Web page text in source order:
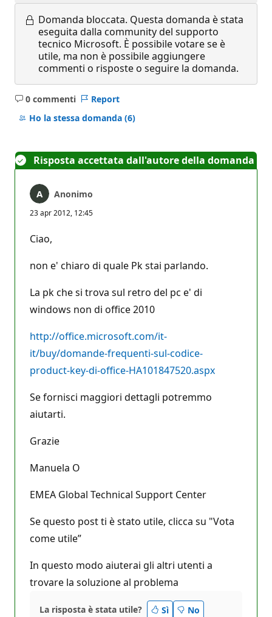
Domanda bloccata. Questa domanda è stata
eseguita dalla community del supporto
tecnico Microsoft. È possibile votare se è
utile, ma non è possibile aggiungere
commenti o risposte o seguire la domanda.
0 commenti
Nessun
commento
Report
Ho la stessa domanda (6)
Risposta accettata dall'autore della domanda
Anonimo
23 apr 2012, 12:45
Ciao,
non e' chiaro di quale Pk stai parlando.
La pk che si trova sul retro del pc e' di
windows non di office 2010
http://office.microsoft.com/it-
it/buy/domande-frequenti-sul-codice-
product-key-di-office-HA101847520.aspx
Se fornisci maggiori dettagli potremmo
aiutarti.
Grazie
Manuela O
EMEA Global Technical Support Center
Se questo post ti è stato utile, clicca su "Vota
come utile”
In questo modo aiuterai gli altri utenti a
trovare la soluzione al problema
La risposta è stata utile? Sì No